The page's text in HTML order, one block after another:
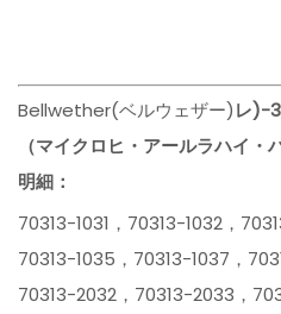
Bellwether(ベルウェザー)レ)-
（マイクロヒ・アールラハイ
明細：
70313-1031，70313-1032，
70313-1035，70313-1037，
70313-2032，70313-2033，